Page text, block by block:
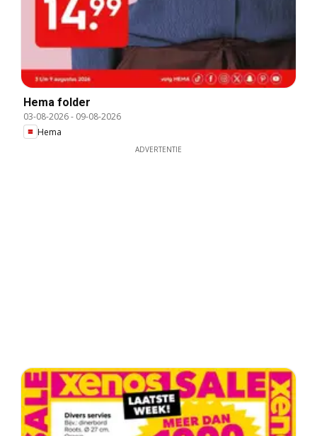
Hema folder
03-08-2026- 09-08-2026
Hema
ADVERTENTIE